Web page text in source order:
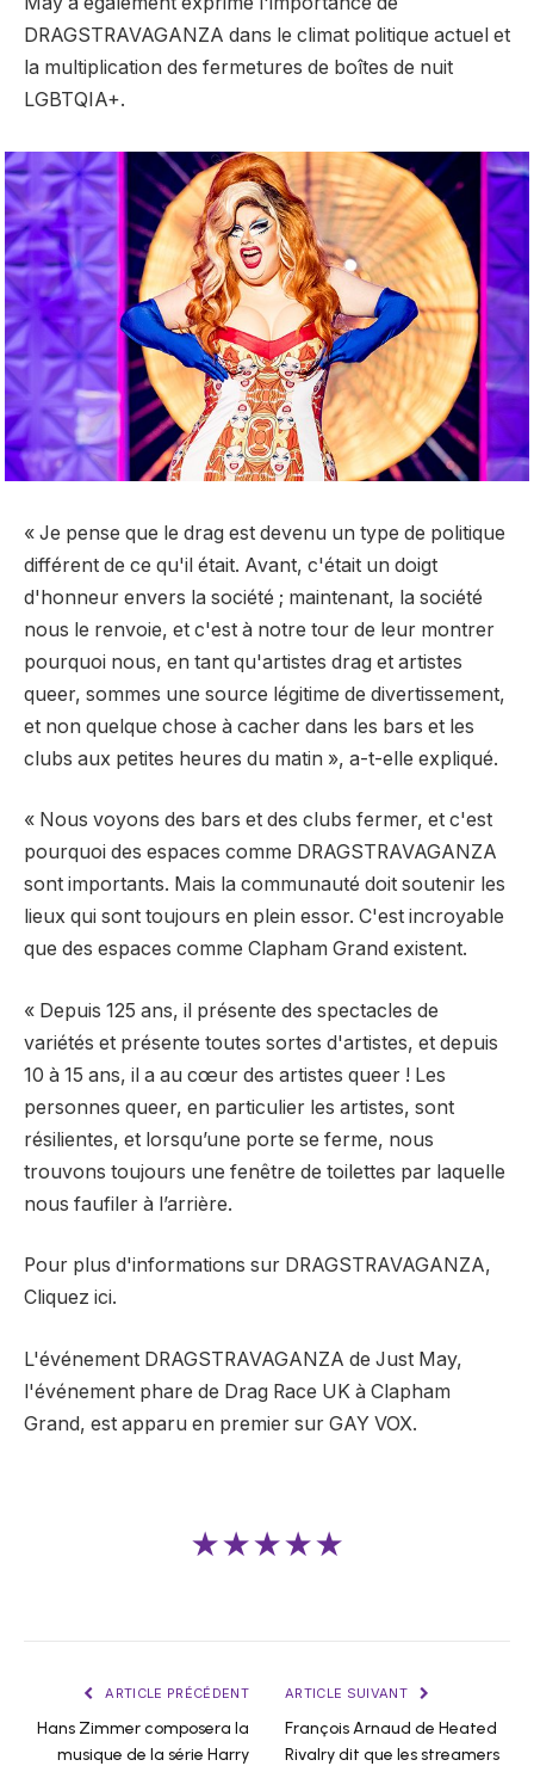
DRAGSTRAVAGANZA dans le climat politique actuel et
la multiplication des fermetures de boîtes de nuit
LGBTQIA+.
« Je pense que le drag est devenu un type de politique
différent de ce qu'il était. Avant, c'était un doigt
d'honneur envers la société ; maintenant, la société
nous le renvoie, et c'est à notre tour de leur montrer
pourquoi nous, en tant qu'artistes drag et artistes
queer, sommes une source légitime de divertissement,
et non quelque chose à cacher dans les bars et les
clubs aux petites heures du matin », a-t-elle expliqué.
« Nous voyons des bars et des clubs fermer, et c'est
pourquoi des espaces comme DRAGSTRAVAGANZA
sont importants. Mais la communauté doit soutenir les
lieux qui sont toujours en plein essor. C'est incroyable
que des espaces comme Clapham Grand existent.
« Depuis 125 ans, il présente des spectacles de
variétés et présente toutes sortes d'artistes, et depuis
10 à 15 ans, il a au cœur des artistes queer ! Les
personnes queer, en particulier les artistes, sont
résilientes, et lorsqu’une porte se ferme, nous
trouvons toujours une fenêtre de toilettes par laquelle
nous faufiler à l’arrière.
Pour plus d'informations sur DRAGSTRAVAGANZA,
Cliquez ici.
L'événement DRAGSTRAVAGANZA de Just May,
l'événement phare de Drag Race UK à Clapham
Grand, est apparu en premier sur GAY VOX.
★★★★★
ARTICLE PRÉCÉDENT
Hans Zimmer composera la
musique de la série Harry
ARTICLE SUIVANT
François Arnaud de Heated
Rivalry dit que les streamers